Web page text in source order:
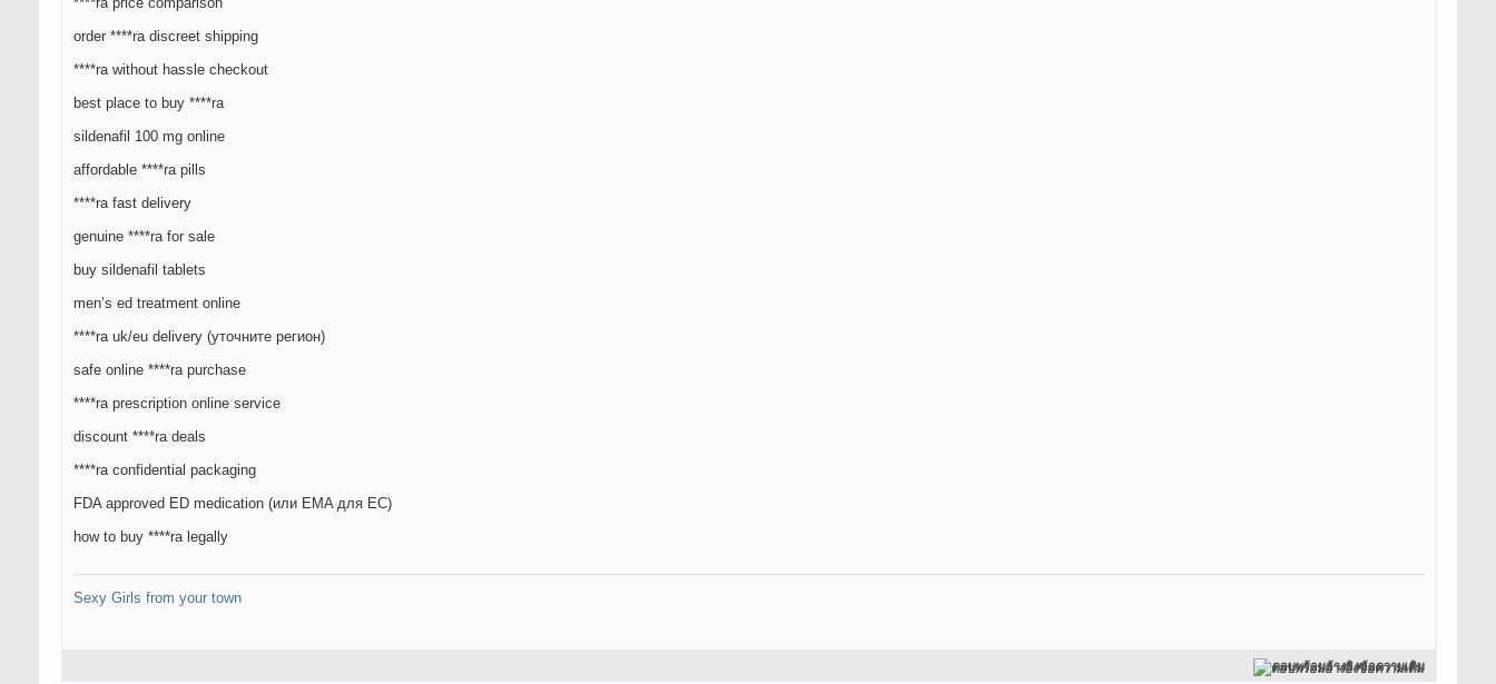
order ****ra discreet shipping
****ra without hassle checkout
best place to buy ****ra
sildenafil 100 mg online
affordable ****ra pills
****ra fast delivery
genuine ****ra for sale
buy sildenafil tablets
men’s ed treatment online
****ra uk/eu delivery (уточните регион)
safe online ****ra purchase
****ra prescription online service
discount ****ra deals
****ra confidential packaging
FDA approved ED medication (или EMA для ЕС)
how to buy ****ra legally
Sexy Girls from your town
ตอบพร้อมอ้างอิงข้อความเดิม